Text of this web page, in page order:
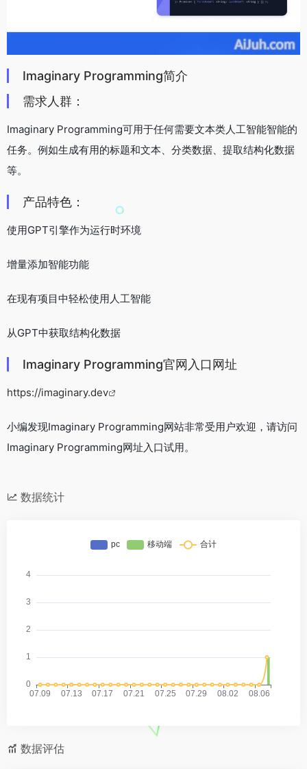
Imaginary Programming简介
需求人群：
Imaginary Programming可用于任何需要文本类人工智能智能的
任务。例如生成有用的标题和文本、分类数据、提取结构化数据
等。
产品特色：
使用GPT引擎作为运行时环境
增量添加智能功能
在现有项目中轻松使用人工智能
从GPT中获取结构化数据
Imaginary Programming官网入口网址
https://imaginary.dev
小编发现Imaginary Programming网站非常受用户欢迎，请访问
Imaginary Programming网址入口试用。
数据统计
数据评估